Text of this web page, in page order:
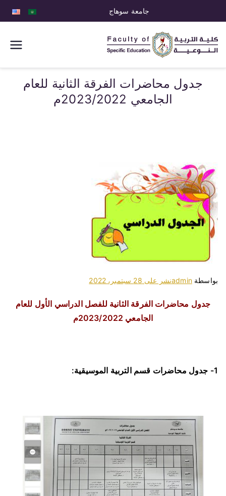
جامعة سوهاج
كلية التربية
النوعية
جدول محاضرات الفرقة الثانية للعام
الجامعي 2023/2022م
بواسطةadminنشر على 28 سبتمبر، 2022
جدول محاضرات الفرقة الثانية للفصل الدراسي الأول للعام
الجامعي 2023/2022م
1- جدول محاضرات قسم التربية الموسيقية: